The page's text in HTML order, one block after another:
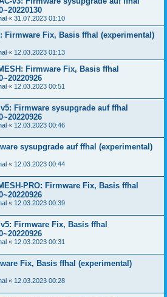
« 31.07.2023 01:10
Firmware Fix, Basis ffhal (experimental)
« 12.03.2023 01:13
Firmware Fix, Basis ffhal
« 12.03.2023 00:51
Firmware sysupgrade auf ffhal
« 12.03.2023 00:46
sysupgrade auf ffhal (experimental)
« 12.03.2023 00:44
PRO: Firmware Fix, Basis ffhal
« 12.03.2023 00:39
Firmware Fix, Basis ffhal
« 12.03.2023 00:31
Fix, Basis ffhal (experimental)
« 12.03.2023 00:28